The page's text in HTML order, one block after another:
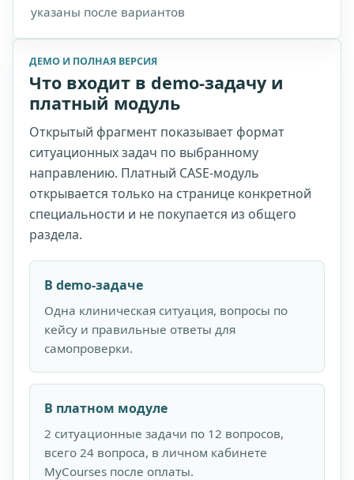
указаны после вариантов
ДЕМО И ПОЛНАЯ ВЕРСИЯ
Что входит в demo-задачу и
платный модуль
Открытый фрагмент показывает формат
ситуационных задач по выбранному
направлению. Платный CASE-модуль
открывается только на странице конкретной
специальности и не покупается из общего
раздела.
В demo-задаче
Одна клиническая ситуация, вопросы по
кейсу и правильные ответы для
самопроверки.
В платном модуле
2 ситуационные задачи по 12 вопросов,
всего 24 вопроса, в личном кабинете
MyCourses после оплаты.